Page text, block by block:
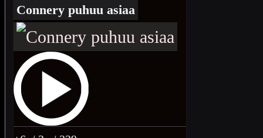
Connery puhuu asiaa